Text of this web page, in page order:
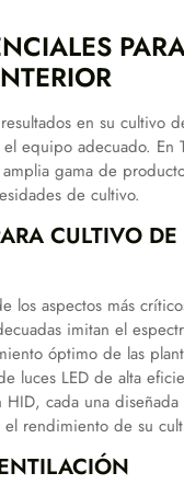
en su cultivo
equipo adecuado. En
gama de
de cultivo.
CULTIVO DE
los aspectos más
imitan el
óptimo de las
luces LED de alta
cada una
rendimiento de su